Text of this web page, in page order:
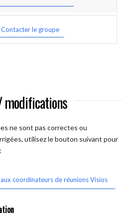
Contacter le groupe
modifications
ne sont pas correctes ou
utilisez le bouton suivant pour
coordinateurs de réunions Visios